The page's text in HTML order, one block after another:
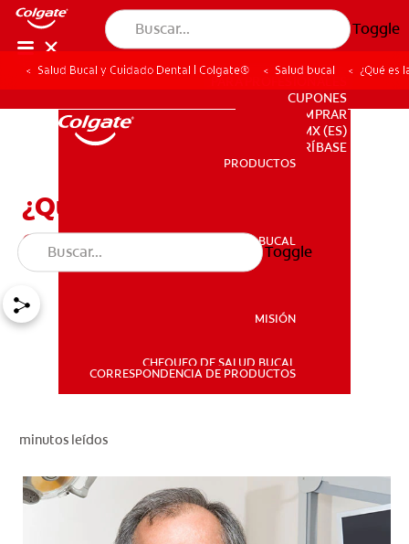
Toggle
PRODUCTOS
SALUD BUCAL
PARA PROFESIONALES
PARA PROFESIONALES
CUPONES
DONDE COMPRAR
MX (ES)
SUSCRÍBASE
PRODUCTOS
SALUD BUCAL
MISIÓN
CHEQUEO DE SALUD BUCAL
CORRESPONDENCIA DE PRODUCTOS
Toggle
Salud Bucal y Cuidado Dental | Colgate® Salud bucal ¿Qué es
¿Qué es la osteítis
condensante?
minutos leídos